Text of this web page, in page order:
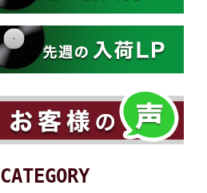
CATEGORY